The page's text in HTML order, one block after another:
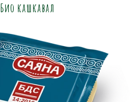
Био кашкавал